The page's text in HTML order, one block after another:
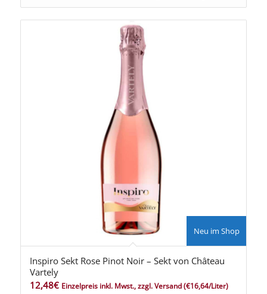
Neu im Shop
Inspiro Sekt Rose Pinot Noir – Sekt von Château
Vartely
12,48€ Einzelpreis inkl. Mwst., zzgl. Versand(€16,64/Liter)